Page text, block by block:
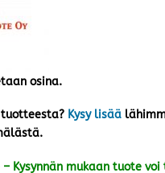
osina.
Kysy lisää
Kysynnän mukaan tuote